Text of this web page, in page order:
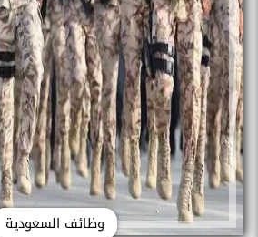
وظائف السعودية